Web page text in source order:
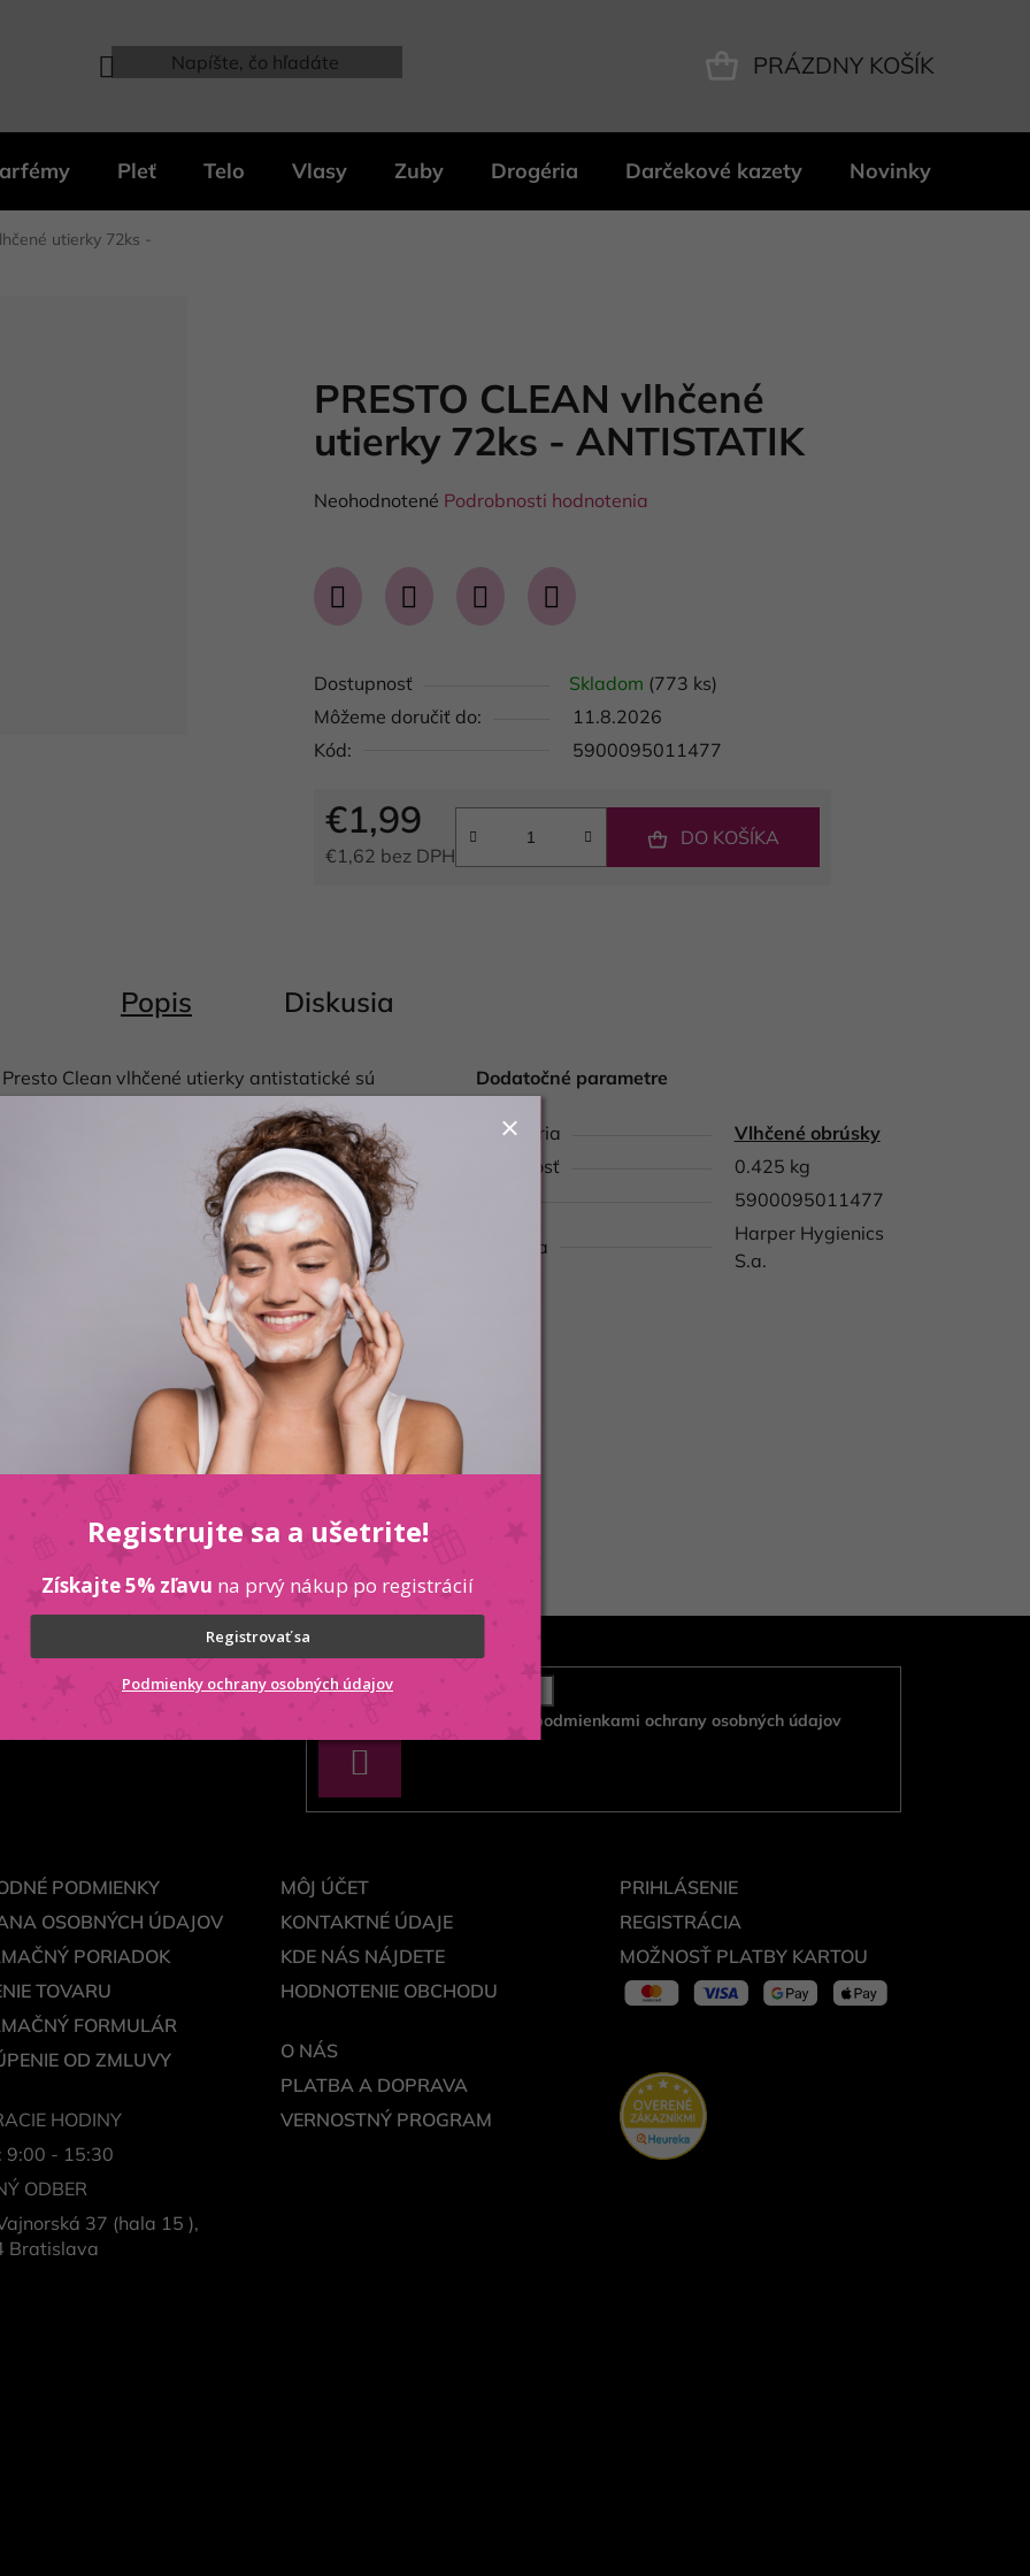
PRÁZDNY KOŠÍK
Pleť Telo Vlasy Zuby Drogéria Darčekové kazety Novinky
utierky 72ks -
PRESTO CLEAN vlhčené
utierky 72ks - ANTISTATIK
Priemerné
je
0,0
5
hviezdičiek.
Neohodnotené Podrobnosti hodnotenia
Dostupnosť Skladom (773 ks)
Môžeme doručiť do:
11.8.2026
Kód:
5900095011477
€1,99
€1,62 bez DPH
DO KOŠÍKA
Popis Diskusia
Presto Clean vlhčené utierky antistatické sú
z rôznych povrchov v domácnosti s
usádzaniu prachu. Tieto utierky sú ideálne
a ďalších povrchov náchylných na prach,
plôch. Vďaka svojmu zloženiu Presto Clean
a iné nečistoty bez toho, aby po sebe
antistatickému účinku pomáhajú
prach sa na čistené povrchy nebude tak rýchlo
pohodlné, pričom zanechávajú príjemnú sviežu
a nečistoty Antistatický účinok zabraňuje
sklenené, plastové a iné prachom
zvyšky Zanechávajú povrchy čisté a svieže
počítačov, monitorov, sklenených a
ktoré sa ľahko zaprášia. Utierky sú
dlhšie trvanie čistoty. Presto Clean vlhčené
vašej domácnosti bez prachu, a zároveň
Dodatočné parametre
Kategória
Vlhčené obrúsky
Hmotnosť
0.425 kg
5900095011477
Výrobca
Harper Hygienics
S.a.
podmienkami ochrany osobných údajov
SA
PODMIENKY
OSOBNÝCH ÚDAJOV
PORIADOK
TOVARU
FORMULÁR
OD ZMLUVY
HODINY
9:00 - 15:30
ODBER
37 (hala 15 ),
Bratislava
MÔJ ÚČET
KONTAKTNÉ ÚDAJE
KDE NÁS NÁJDETE
HODNOTENIE OBCHODU
O NÁS
PLATBA A DOPRAVA
VERNOSTNÝ PROGRAM
PRIHLÁSENIE
REGISTRÁCIA
MOŽNOSŤ PLATBY KARTOU
Registrujte sa a ušetrite!
Získajte 5% zľavu na prvý nákup po registrácií
Registrovať sa
Podmienky ochrany osobných údajov